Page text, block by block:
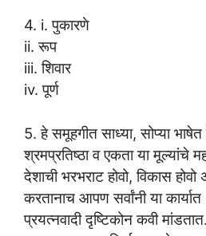
4. i. पुकारणे
ii. रूप
iii. शिवार
iv. पूर्ण
5. हे समूहगीत साध्या, सोप्या
श्रमप्रतिष्ठा व एकता या मूल्यांचे
देशाची भरभराट होवो, विकास
करतानाच आपण सर्वांनी या
प्रयत्नवादी दृष्टिकोन कवी